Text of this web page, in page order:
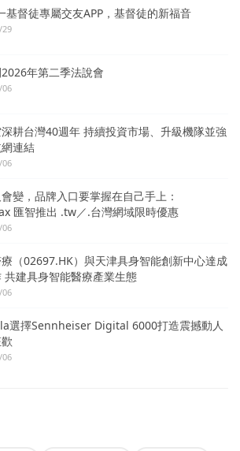
基督徒專屬交友APP，基督徒的新福音
29
年第二季法說會
06
耕台灣40週年 持續投資市場、升級機隊並強
連結
06
變，品牌入口要掌握在自己手上：
匯智推出 .tw／.台灣網域限時優惠
06
（02697.HK）與天津具身智能創新中心達成
共建具身智能醫療產業生態
06
選擇Sennheiser Digital 6000打造震撼動人
06